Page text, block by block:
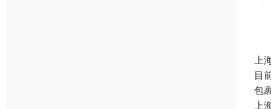
上
目
包
上